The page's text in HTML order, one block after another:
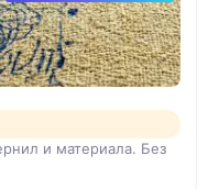
и материала. Без